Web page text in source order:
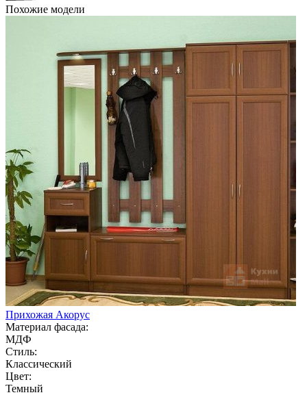
Похожие модели
Прихожая Акорус
Материал фасада:
МДФ
Стиль:
Классический
Цвет:
Темный